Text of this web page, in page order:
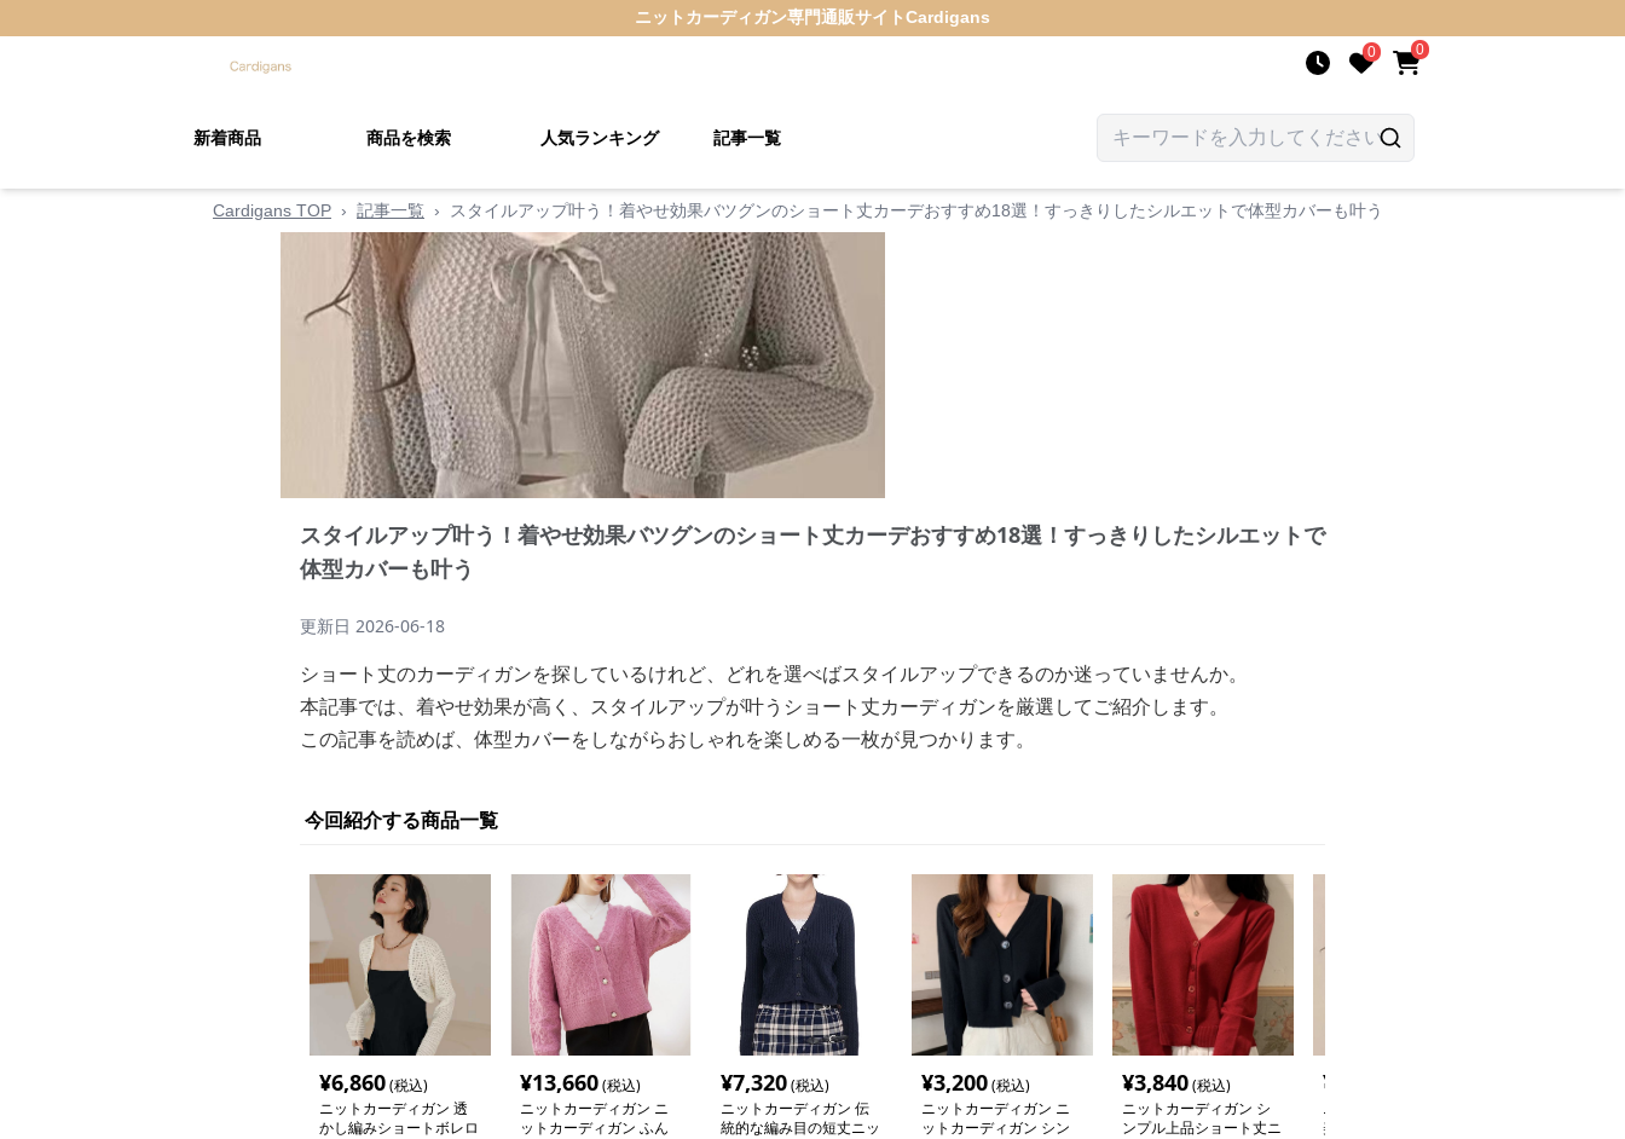
ニットカーディガン専門通販サイトCardigans
0 0
新着商品 商品を検索 人気ランキング 記事一覧
Cardigans TOP › 記事一覧 › スタイルアップ叶う！着やせ効果バツグンのショート丈カーデおすすめ18選！すっきりしたシルエットで体型カバーも叶う
スタイルアップ叶う！着やせ効果バツグンのショート丈カーデおすすめ18選！すっきりしたシルエットで
体型カバーも叶う
更新日 2026-06-18
ショート丈のカーディガンを探しているけれど、どれを選べばスタイルアップできるのか迷っていませんか。
本記事では、着やせ効果が高く、スタイルアップが叶うショート丈カーディガンを厳選してご紹介します。
この記事を読めば、体型カバーをしながらおしゃれを楽しめる一枚が見つかります。
今回紹介する商品一覧
¥6,860(税込)
ニットカーディガン 透
かし編みショートボレロ
¥13,660(税込)
ニットカーディガン ニ
ットカーディガン ふん
¥7,320(税込)
ニットカーディガン 伝
統的な編み目の短丈ニッ
¥3,200(税込)
ニットカーディガン ニ
ットカーディガン シン
¥3,840(税込)
ニットカーディガン シ
ンプル上品ショート丈ニ
¥
ニットカーディガン 優
美な透かし編みリボン付